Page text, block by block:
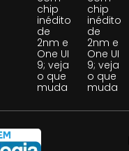
chip
inédito
de
2nm e
One UI
9; veja
o que
muda
chip
inédito
de
2nm e
One UI
9; veja
o que
muda